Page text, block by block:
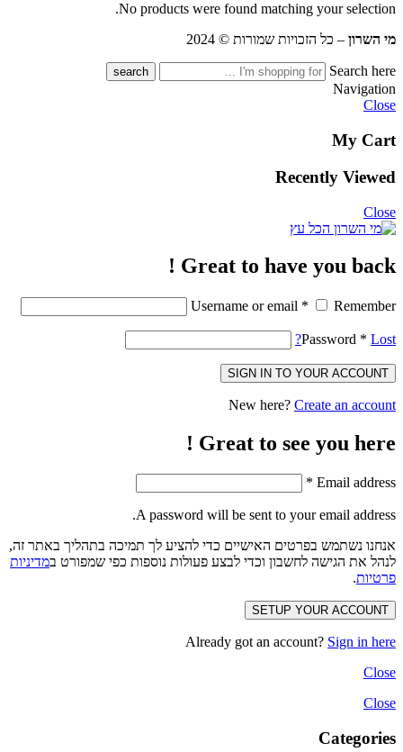
No products were found matching your selection.
מי השרון – כל הזכויות שמורות © 2024
Search here
Navigation
Close
My Cart
Recently Viewed
Close
Great to have you back !
Username or email * Remember
Password * Lost?
SIGN IN TO YOUR ACCOUNT
New here? Create an account
Great to see you here !
Email address
*
A password will be sent to your email address.
אנחנו נשתמש בפרטים האישיים כדי להציע לך תמיכה בתהליך באתר זה,
לנהל את הגישה לחשבון וכדי לבצע פעולות נוספות כפי שמפורט במדיניות
פרטיות.
SETUP YOUR ACCOUNT
Already got an account? Sign in here
Close
Close
Categories